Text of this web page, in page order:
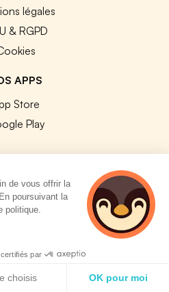
légales
& RGPD
APPS
Store
Play
Tous droits réservés.
de vous offrir la
poursuivant la
politique.
par
choisis OK pour moi
5 personnes
consultent
actuellement cette